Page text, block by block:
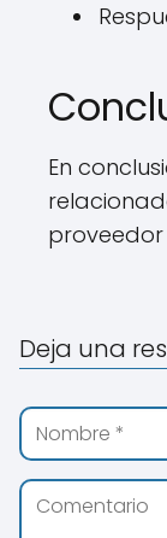
En
Deja una